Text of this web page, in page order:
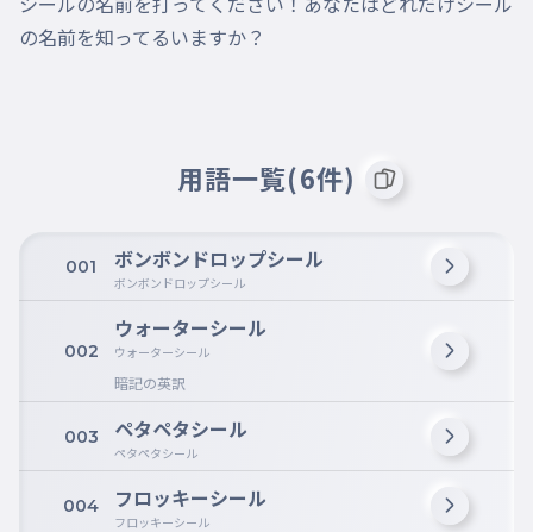
の名前を知ってるいますか？
用語一覧(6件)
001 ボンボンドロップシール
ボンボンドロップシール
002
ウォーターシール
ウォーターシール
暗記の英訳
003 ペタペタシール
ペタペタシール
004 フロッキーシール
フロッキーシール